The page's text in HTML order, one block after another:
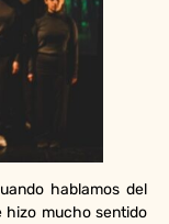
hablamos del
hizo mucho sentido